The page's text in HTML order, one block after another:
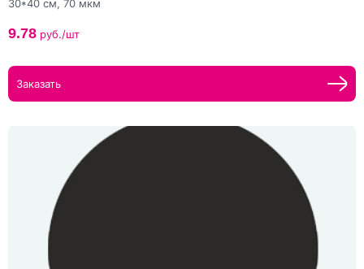
30*40 см, 70 мкм
9.78 руб./шт
Заказать